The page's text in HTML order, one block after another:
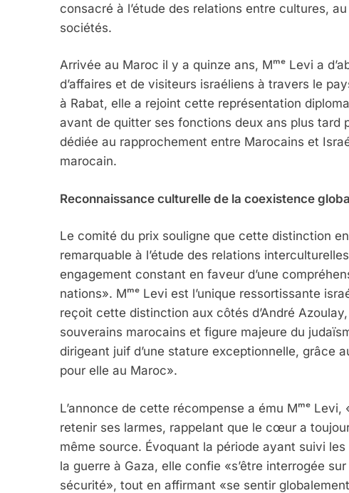
consacré à l’étude des relations entre cultures,
sociétés.
Arrivée au Maroc il y a quinze ans, Mᵐᵉ Levi a
d’affaires et de visiteurs israéliens à travers le
à Rabat, elle a rejoint cette représentation
avant de quitter ses fonctions deux ans plus tard
dédiée au rapprochement entre Marocains et
marocain.
Reconnaissance culturelle de la coexistence
Le comité du prix souligne que cette distinction
remarquable à l’étude des relations
engagement constant en faveur d’une
nations». Mᵐᵉ Levi est l’unique ressortissante
reçoit cette distinction aux côtés d’André
souverains marocains et figure majeure du
dirigeant juif d’une stature exceptionnelle, grâce
pour elle au Maroc».
L’annonce de cette récompense a ému Mᵐᵉ
retenir ses larmes, rappelant que le cœur a
même source. Évoquant la période ayant suivi
la guerre à Gaza, elle confie «s’être interrogée
sécurité», tout en affirmant «se sentir
2025, L’année La Plus
FIÈRE, DIGNE ET
ISRAÉL JUDAISME